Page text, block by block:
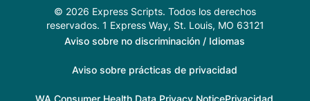
© 2026 Express Scripts. Todos los derechos
reservados. 1 Express Way, St. Louis, MO 63121
Aviso sobre no discriminación / Idiomas
Aviso sobre prácticas de privacidad
WA Consumer Health Data Privacy NoticePrivacidad